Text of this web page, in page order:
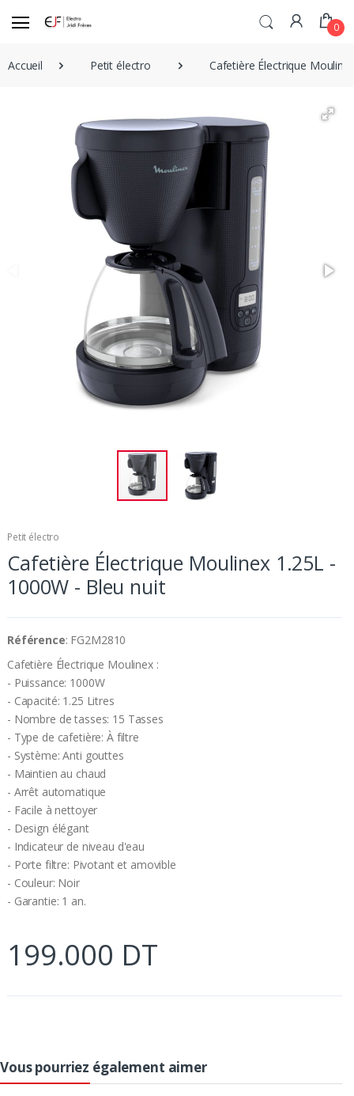
0
Accueil Petit électro Cafetière Électrique
Petit électro
Cafetière Électrique Moulinex 1.25L -
1000W - Bleu nuit
Référence: FG2M2810
Cafetière Électrique Moulinex :
- Puissance: 1000W
- Capacité: 1.25 Litres
- Nombre de tasses: 15 Tasses
- Type de cafetière: À filtre
- Système: Anti gouttes
- Maintien au chaud
- Arrêt automatique
- Facile à nettoyer
- Design élégant
- Indicateur de niveau d'eau
- Porte filtre: Pivotant et amovible
- Couleur: Noir
- Garantie: 1 an.
199.000 DT
Vous pourriez également aimer